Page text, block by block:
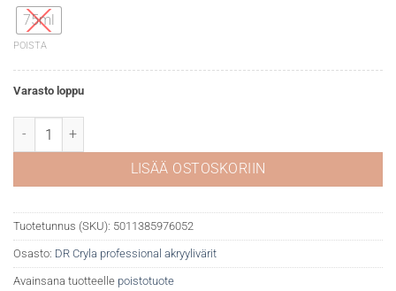
75ml
POISTA
Varasto loppu
DR Cryla akryyliväri 613 Cadmium yellow deep määrä
LISÄÄ OSTOSKORIIN
Tuotetunnus (SKU): 5011385976052
Osasto: DR Cryla professional akryylivärit
Avainsana tuotteelle poistotuote